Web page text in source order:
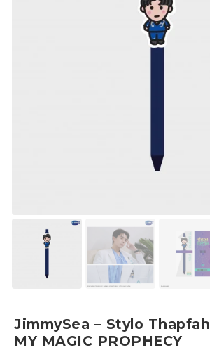
JimmySea – Stylo Thapfah
MY MAGIC PROPHECY